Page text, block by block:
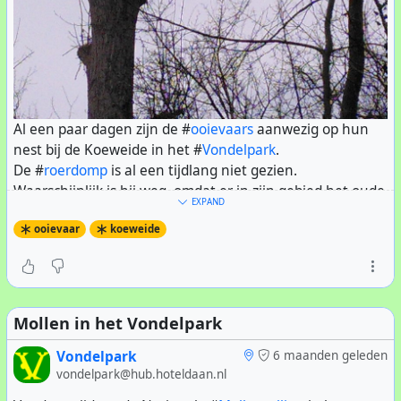
Zo staat de klimbrug middenin een #voedselbos
allerlei planten en boompjes neergezet die vruchten
voorkomen dat honden makkelijk binnen kunnen komen
hebben vrijwilligers van
omheining gebouwd van wilgentakken die op de
Toegang is geheel gratis.
De foto van de klimbrug werd gemaakt door
@consti:ams3.ddns.net
Al een paar dagen zijn de #ooievaarsaanwezig op hun
nest bij de Koeweide in het #Vondelpark.
De #roerdomp is al een tijdlang niet gezien.
Waarschijnlijk is hij weg, omdat er in zijn gebied het oude
gesnoeid.
EXPAND
ooievaar koeweide
Mollen in het Vondelpark
6 maanden geleden
Vondelpark
vondelpark@hub.hoteldaan.nl